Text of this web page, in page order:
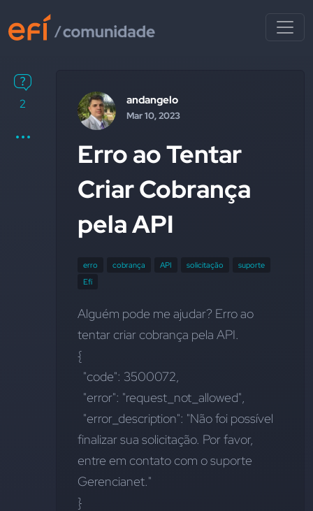
2 andangelo
Mar 10, 2023
Erro ao Tentar
Criar Cobrança
pela API
erro cobrança API solicitação
suporte
Efí
Alguém pode me ajudar? Erro ao
tentar criar cobrança pela API.
{
  "code": 3500072,
  "error": "request_not_allowed",
finalizar sua solicitação. Por favor,
entre em contato com o suporte
Gerencianet."
}